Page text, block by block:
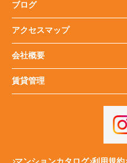
ブログ
アクセスマップ
会社概要
賃貸管理